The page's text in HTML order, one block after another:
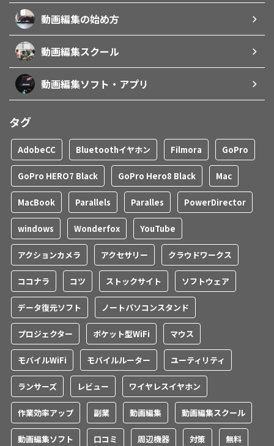
動画編集の始め方
動画編集スクール
動画編集ソフト・アプリ
タグ
AdobeCC Bluetoothイヤホン Filmora GoPro
GoPro HERO7 Black GoPro Hero8 Black Mac
MacBook Parallels Paralles PowerDirector
windows Wonderfox YouTube
アクションカメラ アクセサリー クラウドワークス
ココナラ コツ ストックサイト ソフトウェア
データ復元ソフト ノートパソコンスタンド
プロジェクター ポケット型WiFi マウス
モバイルWiFi モバイルルーター ユーティリティ
ランサーズ レビュー ワイヤレスイヤホン
作業効率アップ 副業 動画編集 動画編集スクール
動画編集ソフト 口コミ 周辺機器 対策 無料